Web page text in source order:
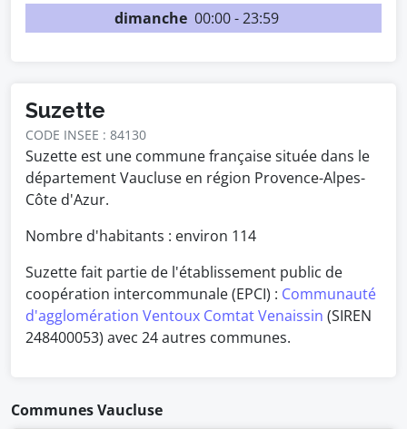
dimanche 00:00 - 23:59
Suzette
CODE INSEE : 84130
Suzette est une commune française située dans le
département Vaucluse en région Provence-Alpes-
Côte d'Azur.
Nombre d'habitants : environ 114
Suzette fait partie de l'établissement public de
coopération intercommunale (EPCI) : Communauté
d'agglomération Ventoux Comtat Venaissin (SIREN
248400053) avec 24 autres communes.
Communes Vaucluse